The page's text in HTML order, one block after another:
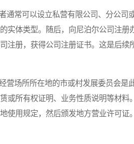
常可以设立私营有限公司、分公司
实体类型。随后，向尼泊尔公司注册
注册，获得公司注册证书。这是后续
场所所在地的市或村发展委员会是
或所有权证明、业务性质说明等材料
使用规定，然后颁发地方营业许可证